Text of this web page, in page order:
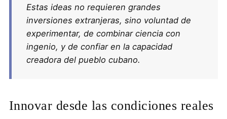
Estas ideas no requieren grandes
inversiones extranjeras, sino voluntad de
experimentar, de combinar ciencia con
ingenio, y de confiar en la capacidad
creadora del pueblo cubano.
Innovar desde las condiciones reales